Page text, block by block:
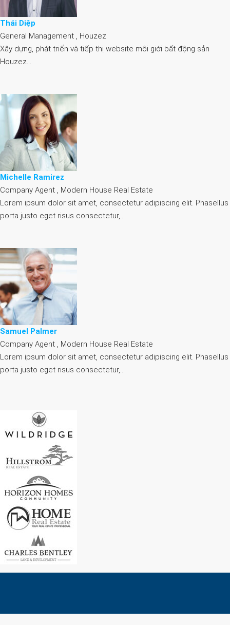
Thái Diệp
General Management , Houzez
Xây dựng, phát triển và tiếp thị website môi giới bất động sản
Houzez…
Michelle Ramirez
Company Agent , Modern House Real Estate
Lorem ipsum dolor sit amet, consectetur adipiscing elit. Phasellus
porta justo eget risus consectetur,…
Samuel Palmer
Company Agent , Modern House Real Estate
Lorem ipsum dolor sit amet, consectetur adipiscing elit. Phasellus
porta justo eget risus consectetur,…